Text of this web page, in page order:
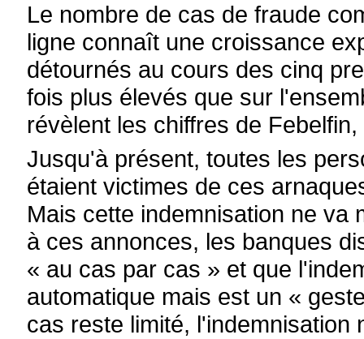
Le nombre de cas de fraude
ligne connaît une croissance
détournés au cours des cinq
fois plus élevés que sur
révèlent les chiffres de
Jusqu'à présent, toutes les
étaient victimes de ces
Mais cette indemnisation ne va
à ces annonces, les banques
« au cas par cas » et que
automatique mais est un «
cas reste limité, l'indemnisation